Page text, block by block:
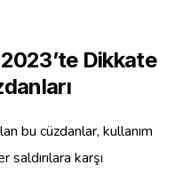
Dikkate
bu cüzdanlar, kullanım
saldırılara karşı